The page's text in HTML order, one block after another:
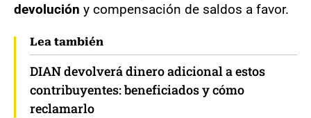
devolución y compensación de saldos a favor.
Lea también
DIAN devolverá dinero adicional a estos
contribuyentes: beneficiados y cómo
reclamarlo